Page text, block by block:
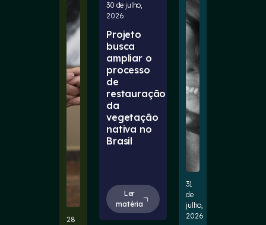
28
30 de julho,
2026
Projeto
busca
ampliar o
processo
de
restauração
da
vegetação
nativa no
Brasil
Ler
matéria
31
de
julho,
2026